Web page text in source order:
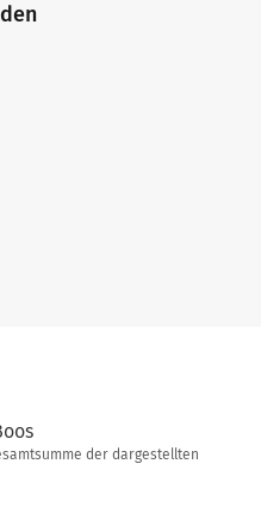
der dargestellten